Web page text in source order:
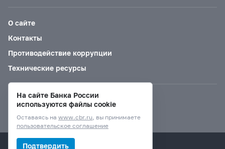
О сайте
Контакты
Противодействие коррупции
Технические ресурсы
Версия для слабовидящих
© Банк России, 2000–2026.
На сайте Банка России
используются файлы cookie
Оставаясь на www.cbr.ru, вы принимаете
пользовательское соглашение
Подтвердить